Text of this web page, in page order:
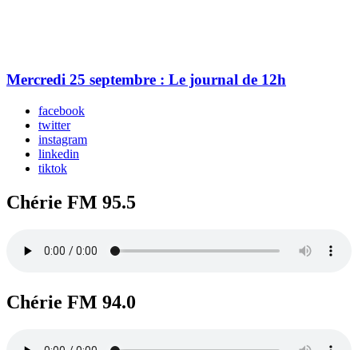
Mercredi 25 septembre : Le journal de 12h
facebook
twitter
instagram
linkedin
tiktok
Chérie FM 95.5
Chérie FM 94.0